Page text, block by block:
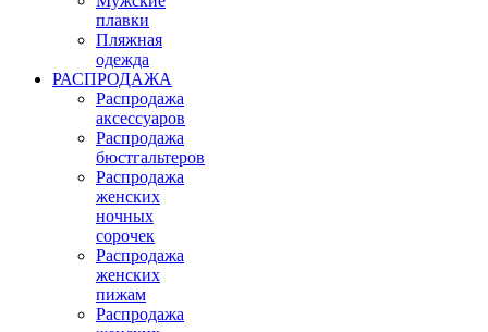
плавки
Пляжная
одежда
РАСПРОДАЖА
Распродажа
аксессуаров
Распродажа
бюстгальтеров
Распродажа
женских
ночных
сорочек
Распродажа
женских
пижам
Распродажа